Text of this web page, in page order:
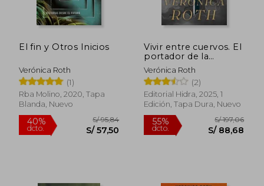
55%
dcto.
S/ 186,47 55%
dcto.
S/
El fin y Otros Inicios
Verónica Roth
(1)
Rba Molino, 2020, Tapa
Blanda, Nuevo
Vivir entre cuervos. El
portador de la
maldición, 1
Verónica Roth
(2)
Editorial Hidra, 2025, 1
Edición, Tapa Dura, Nuevo